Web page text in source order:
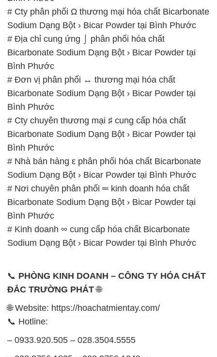
Bình Phước
# Đơn vị phân phối ↔ thương mại hóa chất
Bicarbonate Sodium Dạng Bột › Bicar Powder tại
Bình Phước
# Cty chuyên thương mại ♯ cung cấp hóa chất
Bicarbonate Sodium Dạng Bột › Bicar Powder tại
Bình Phước
# Nhà bán hàng ε phân phối hóa chất Bicarbonate
Sodium Dạng Bột › Bicar Powder tại Bình Phước
# Nơi chuyên phân phối ═ kinh doanh hóa chất
Bicarbonate Sodium Dạng Bột › Bicar Powder tại
Bình Phước
# Kinh doanh ∞ cung cấp hóa chất Bicarbonate
Sodium Dạng Bột › Bicar Powder tại Bình Phước
📞PHÒNG KINH DOANH – CÔNG TY HÓA CHẤT
ĐẮC TRƯỜNG PHÁT🌐
🌐 Website: https://hoachatmientay.com/
– 0933.920.505 – 028.3504.5555
028.3756.1841- 028.3756.1842
0902.765.866